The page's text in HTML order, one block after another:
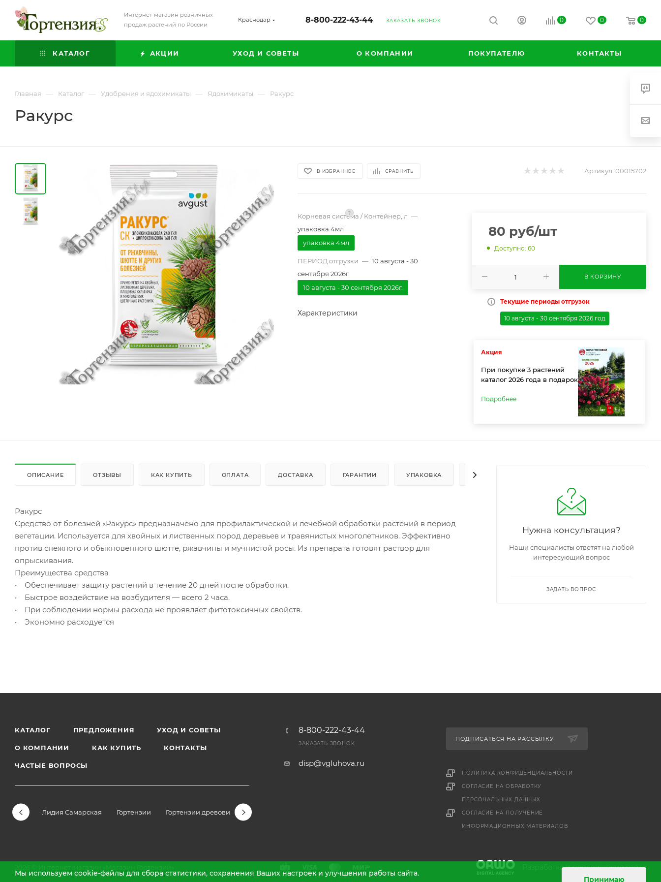
Интернет-магазин розничных
продаж растений по России
Краснодар 8-800-222-43-44 ЗАКАЗАТЬ ЗВОНОК 0 0 0
КАТАЛОГ АКЦИИ УХОД И СОВЕТЫ О КОМПАНИИ ПОКУПАТЕЛЮ КОНТАКТЫ
Главная — Каталог — Удобрения и ядохимикаты — Ядохимикаты — Ракурс
Ракурс
В ИЗБРАННОЕ СРАВНИТЬ Артикул: 00015702
Корневая система / Контейнер, л —
упаковка 4мл
?
упаковка 4мл
ПЕРИОД отгрузки — 10 августа - 30
сентября 2026г.
10 августа - 30 сентября 2026г.
Характеристики
80 руб/шт
Доступно: 60
В КОРЗИНУ
Текущие периоды отгрузок
10 августа - 30 сентября 2026 год
Акция
При покупке 3 растений
каталог 2026 года в подарок
Подробнее
ОПИСАНИЕ ОТЗЫВЫ КАК КУПИТЬ ОПЛАТА ДОСТАВКА ГАРАНТИИ УПАКОВКА ЗАДАТЬ ВОПРОС
Ракурс
Средство от болезней «Ракурс» предназначено для профилактической и лечебной обработки растений в период
вегетации. Используется для хвойных и лиственных пород деревьев и травянистых многолетников. Эффективно
против снежного и обыкновенного шютте, ржавчины и мучнистой росы. Из препарата готовят раствор для
опрыскивания.
Преимущества средства
• Обеспечивает защиту растений в течение 20 дней после обработки.
• Быстрое воздействие на возбудителя — всего 2 часа.
• При соблюдении нормы расхода не проявляет фитотоксичных свойств.
• Экономно расходуется
Нужна консультация?
Наши специалисты ответят на любой
интересующий вопрос
ЗАДАТЬ ВОПРОС
КАТАЛОГ ПРЕДЛОЖЕНИЯ УХОД И СОВЕТЫ
О КОМПАНИИ КАК КУПИТЬ КОНТАКТЫ
ЧАСТЫЕ ВОПРОСЫ
Лидия Самарская Гортензии Гортензии древовидные
8-800-222-43-44
ЗАКАЗАТЬ ЗВОНОК
disp@vgluhova.ru
ПОДПИСАТЬСЯ НА РАССЫЛКУ
ПОЛИТИКА КОНФИДЕНЦИАЛЬНОСТИ
СОГЛАСИЕ НА ОБРАБОТКУ
ПЕРСОНАЛЬНЫХ ДАННЫХ
СОГЛАСИЕ НА ПОЛУЧЕНИЕ
ИНФОРМАЦИОННЫХ МАТЕРИАЛОВ
Разработкаипродвижение сайта
Мы используем cookie-файлы для сбора статистики, сохранения Ваших настроек и улучшения работы сайта.
Принимаю